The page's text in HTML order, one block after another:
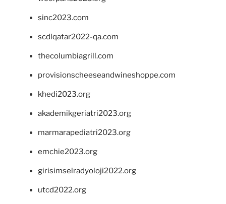
sinc2023.com
scdlqatar2022-qa.com
thecolumbiagrill.com
provisionscheeseandwineshoppe.com
khedi2023.org
akademikgeriatri2023.org
marmarapediatri2023.org
emchie2023.org
girisimselradyoloji2022.org
utcd2022.org